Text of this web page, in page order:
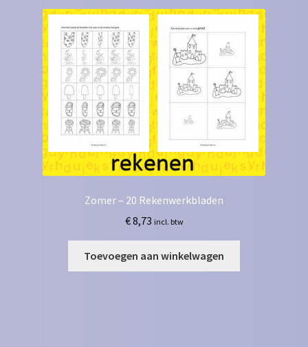
Zomer – 20 Rekenwerkbladen
€8,73 incl. btw
Toevoegen aan winkelwagen